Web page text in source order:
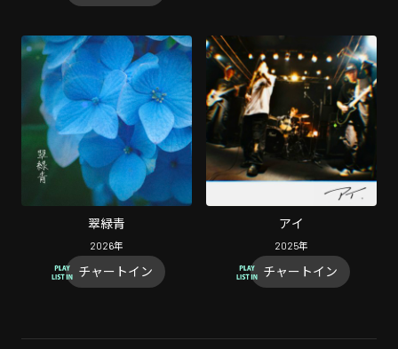
翠緑青
2026年
チャートイン
アイ
2025年
チャートイン